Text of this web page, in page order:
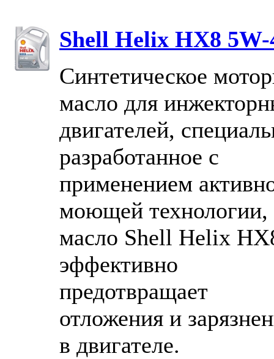
Shell Helix HX8 5W-
Синтетическое
масло для
двигателей,
разработанное с
применением
моющей технологии,
масло Shell Helix
эффективно
предотвращает
отложения и
в двигателе.